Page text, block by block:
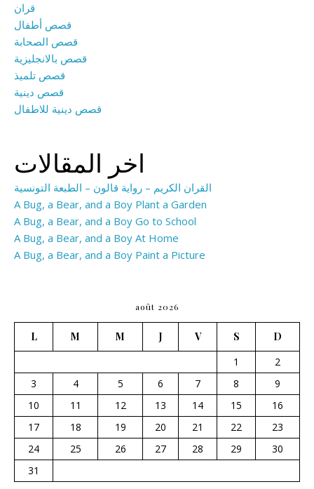
قران
قصص أطفال
قصص الصحابة
قصص بالانجليزية
قصص تلميذ
قصص دينية
قصص دينية للاطفال
اخر المقالات
القران الكريم – رواية قالون – الطبعة التونسية
A Bug, a Bear, and a Boy Plant a Garden
A Bug, a Bear, and a Boy Go to School
A Bug, a Bear, and a Boy At Home
A Bug, a Bear, and a Boy Paint a Picture
août 2026
L M M J V S
D
1
2
3
4 5 6 7 8
9
10
11 12 13 14 15
16
17
18 19 20 21 22
23
24
25 26 27 28 29
30
31